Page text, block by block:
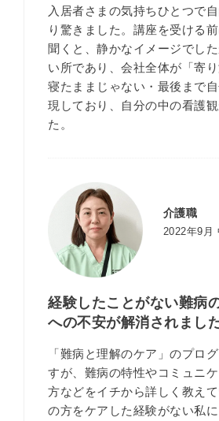
入居者さまの気持ちひとつで
り驚きました。講座を受ける
聞くと、静かなイメージでし
い所であり、会社全体が「寄
寝たままじゃない・最後まで
現しており、自分の中の看護
た。
介護職
2022年9月
経験したことがない難病
への不安が解消されまし
「難病と理解のケア」のプロ
すが、難病の特性やコミュニ
方などをイチから詳しく教え
の方をケアした経験がない私